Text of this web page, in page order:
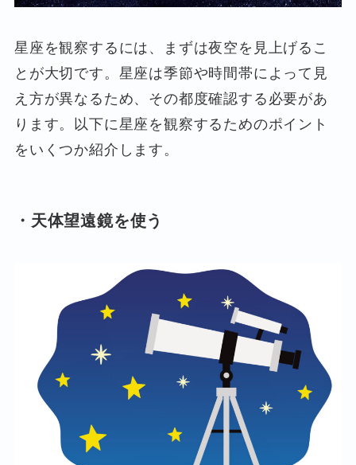
星座を観察するには、まずは夜空を見上げるこ
とが大切です。星座は季節や時間帯によって見
え方が異なるため、その都度確認する必要があ
ります。以下に星座を観察するためのポイント
をいくつか紹介します。
・天体望遠鏡を使う